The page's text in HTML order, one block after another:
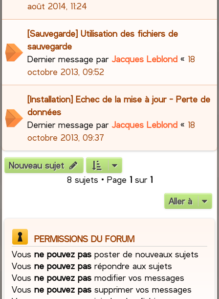
août 2014, 11:24
[Sauvegarde] Utilisation des fichiers de
sauvegarde
Dernier message parJacques Leblond « 18
octobre 2013, 09:52
[Installation] Echec de la mise à jour - Perte de
données
Dernier message parJacques Leblond « 18
octobre 2013, 09:37
Nouveau sujet
8 sujets • Page 1sur 1
Aller à
PERMISSIONS DU FORUM
Vousne pouvez pas poster de nouveaux sujets
Vousne pouvez pas répondre aux sujets
Vousne pouvez pas modifier vos messages
Vousne pouvez pas supprimer vos messages